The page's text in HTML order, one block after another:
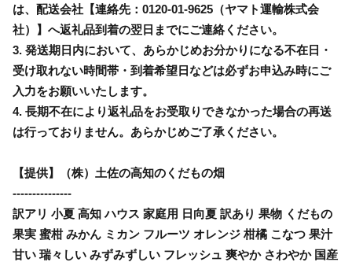
は、配送会社【連絡先：0120-01-9625（ヤマト運輸株式会
社）】へ返礼品到着の翌日までにご連絡ください。
3. 発送期日内において、あらかじめお分かりになる不在日・
受け取れない時間帯・到着希望日などは必ずお申込み時にご
入力をお願いいたします。
4. 長期不在により返礼品をお受取りできなかった場合の再送
は行っておりません。あらかじめご了承ください。
【提供】（株）土佐の高知のくだもの畑
---------------
訳アリ 小夏 高知 ハウス 家庭用 日向夏 訳あり 果物 くだもの
果実 蜜柑 みかん ミカン フルーツ オレンジ 柑橘 こなつ 果汁
甘い 瑞々しい みずみずしい フレッシュ 爽やか さわやか 国産